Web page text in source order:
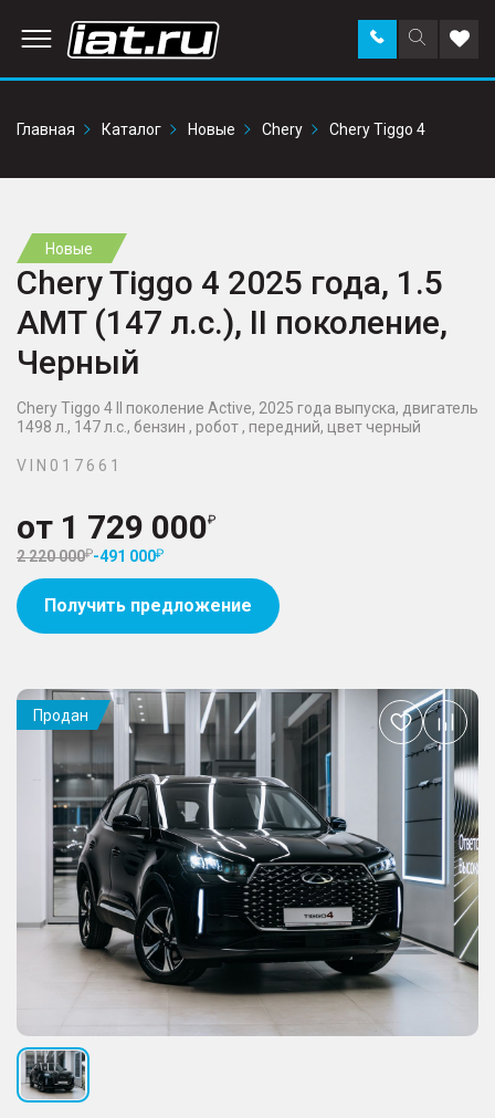
Поиск
по
Заказать
звонок в
Главная
Каталог Новые Chery Chery Tiggo 4
Новые
Chery Tiggo 4 2025 года, 1.5
AMT (147 л.с.), II поколение,
Черный
Chery Tiggo 4 II поколение Active, 2025 года выпуска, двигатель
1498 л., 147 л.с., бензин , робот , передний, цвет черный
V I N 0 1 7 6 6 1
от 1 729 000
2 220 000 -491 000
Получить предложение
Продан
Добавить
в
избранное